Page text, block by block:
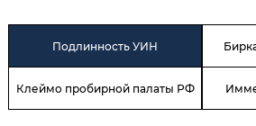
Подлинность УИН
Клеймо пробирной палаты РФ